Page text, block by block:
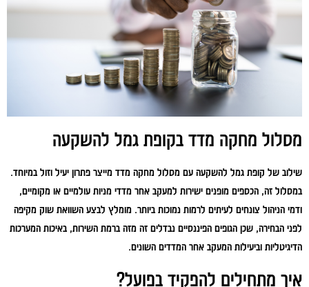
מסלול מחקה מדד בקופת גמל להשקעה
שילוב של קופת גמל להשקעה עם מסלול מחקה מדד מייצר פתרון יעיל וזול במיוחד.
במסלול זה, הכספים מופנים ישירות למעקב אחר מדדי מניות עולמיים או מקומיים,
ודמי הניהול צונחים לעיתים לרמות נמוכות ביותר. מומלץ לבצע השוואת שוק מקיפה
לפני הבחירה, שכן הגופים הפיננסיים נבדלים זה מזה ברמת השירות, באיכות המערכות
הדיגיטליות וביעילות המעקב אחר המדדים השונים.
איך מתחילים להפקיד בפועל?